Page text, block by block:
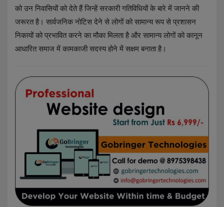
को उन निवासियों को देते हैं जिन्हें सरकारी गतिविधियों के बारे में जानने की
जरूरत है। सार्वजनिक नोटिस देने से लोगों को सामान्य रूप से प्रशासन
निकायों को प्रभावित करने का मौका मिलता है और सामान्य लोगों को कानून
आधारित समाज में कामकाजी सदस्य होने में सक्षम बनाता है।